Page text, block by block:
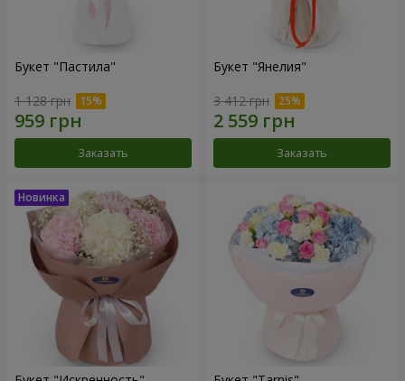
Букет "Пастила"
1 128 грн
Заказать
Букет "Янелия"
3 412 грн
Заказать